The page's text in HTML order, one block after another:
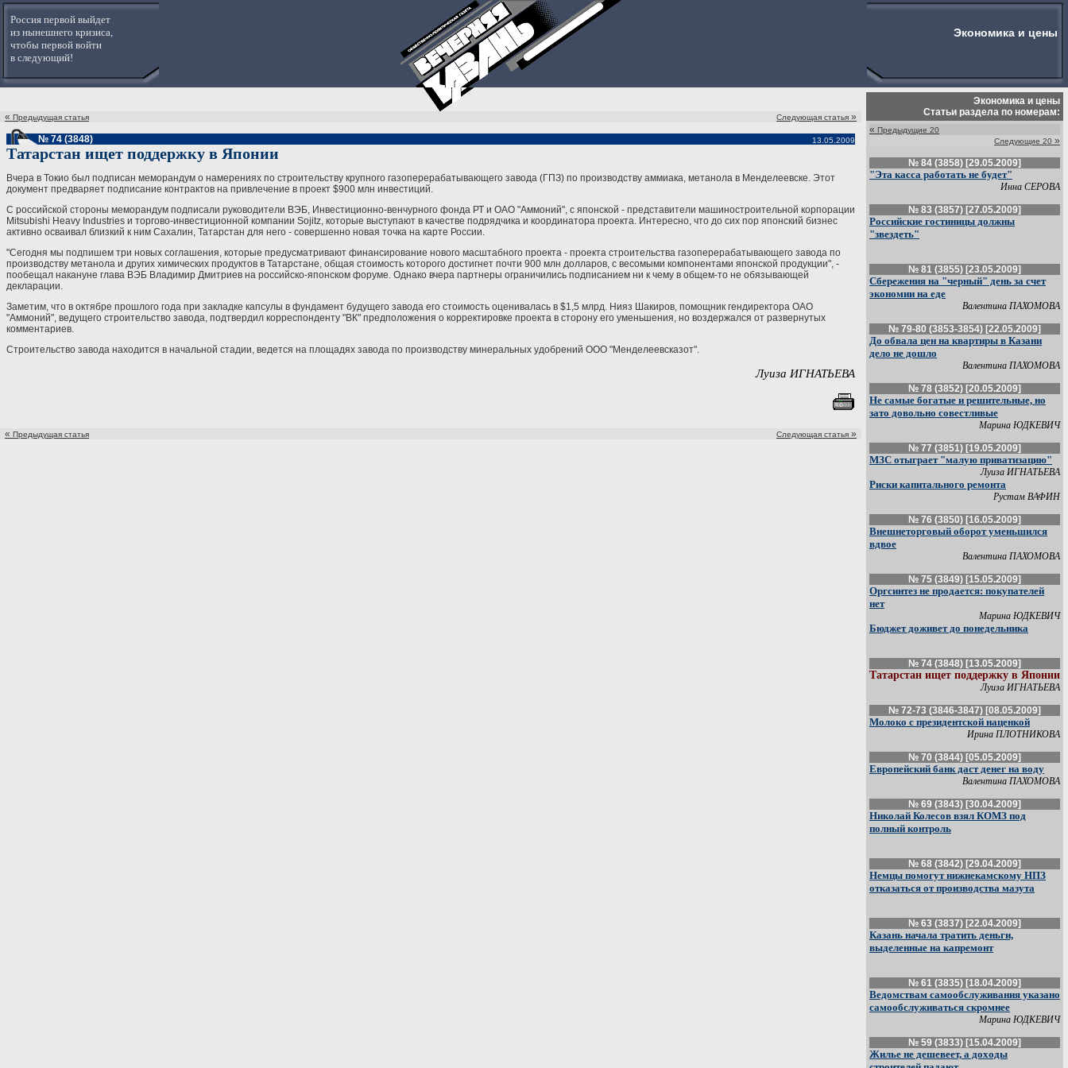
Россия первой выйдет
из нынешнего кризиса,
чтобы первой войти
в следующий!
Экономика и цены
« Предыдущая статья Следующая статья »
№ 74 (3848)
13.05.2009
Татарстан ищет поддержку в Японии
Вчера в Токио был подписан меморандум о намерениях по строительству крупного газоперерабатывающего завода (ГПЗ) по производству аммиака, метанола в Менделеевске. Этот
документ предваряет подписание контрактов на привлечение в проект $900 млн инвестиций.
С российской стороны меморандум подписали руководители ВЭБ, Инвестиционно-венчурного фонда РТ и ОАО "Аммоний", с японской - представители машиностроительной корпорации
Mitsubishi Heavy Industries и торгово-инвестиционной компании Sojitz, которые выступают в качестве подрядчика и координатора проекта. Интересно, что до сих пор японский бизнес
активно осваивал близкий к ним Сахалин, Татарстан для него - совершенно новая точка на карте России.
"Сегодня мы подпишем три новых соглашения, которые предусматривают финансирование нового масштабного проекта - проекта строительства газоперерабатывающего завода по
производству метанола и других химических продуктов в Татарстане, общая стоимость которого достигнет почти 900 млн долларов, с весомыми компонентами японской продукции", -
пообещал накануне глава ВЭБ Владимир Дмитриев на российско-японском форуме. Однако вчера партнеры ограничились подписанием ни к чему в общем-то не обязывающей
декларации.
Заметим, что в октябре прошлого года при закладке капсулы в фундамент будущего завода его стоимость оценивалась в $1,5 млрд. Нияз Шакиров, помощник гендиректора ОАО
"Аммоний", ведущего строительство завода, подтвердил корреспонденту "ВК" предположения о корректировке проекта в сторону его уменьшения, но воздержался от развернутых
комментариев.
Строительство завода находится в начальной стадии, ведется на площадях завода по производству минеральных удобрений ООО "Менделеевсказот".
Луиза ИГНАТЬЕВА
« Предыдущая статья Следующая статья »
Экономика и цены
Статьи раздела по номерам:
« Предыдущие 20
Следующие 20 »
№ 84 (3858) [29.05.2009]
"Эта касса работать не будет"
Инна СЕРОВА
№ 83 (3857) [27.05.2009]
Российские гостиницы должны
"звездеть"
№ 81 (3855) [23.05.2009]
Сбережения на "черный" день за счет
экономии на еде
Валентина ПАХОМОВА
№ 79-80 (3853-3854) [22.05.2009]
До обвала цен на квартиры в Казани
дело не дошло
Валентина ПАХОМОВА
№ 78 (3852) [20.05.2009]
Не самые богатые и решительные, но
зато довольно совестливые
Марина ЮДКЕВИЧ
№ 77 (3851) [19.05.2009]
МЗС отыграет "малую приватизацию"
Луиза ИГНАТЬЕВА
Риски капитального ремонта
Рустам ВАФИН
№ 76 (3850) [16.05.2009]
Внешнеторговый оборот уменьшился
вдвое
Валентина ПАХОМОВА
№ 75 (3849) [15.05.2009]
Оргсинтез не продается: покупателей
нет
Марина ЮДКЕВИЧ
Бюджет доживет до понедельника
№ 74 (3848) [13.05.2009]
Татарстан ищет поддержку в Японии
Луиза ИГНАТЬЕВА
№ 72-73 (3846-3847) [08.05.2009]
Молоко с президентской наценкой
Ирина ПЛОТНИКОВА
№ 70 (3844) [05.05.2009]
Европейский банк даст денег на воду
Валентина ПАХОМОВА
№ 69 (3843) [30.04.2009]
Николай Колесов взял КОМЗ под
полный контроль
№ 68 (3842) [29.04.2009]
Немцы помогут нижнекамскому НПЗ
отказаться от производства мазута
№ 63 (3837) [22.04.2009]
Казань начала тратить деньги,
выделенные на капремонт
№ 61 (3835) [18.04.2009]
Ведомствам самообслуживания указано
самообслуживаться скромнее
Марина ЮДКЕВИЧ
№ 59 (3833) [15.04.2009]
Жилье не дешевеет, а доходы